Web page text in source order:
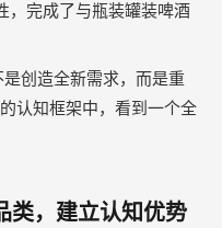
，完成了与瓶装罐装啤酒
创造全新需求，而是重
认知框架中，看到一个全
类，建立认知优势